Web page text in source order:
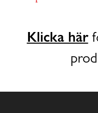
Klicka här